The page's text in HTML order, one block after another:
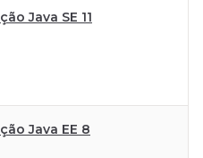
Java SE 11
Java EE 8